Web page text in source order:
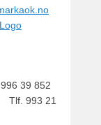
Logo
39 852
993 21